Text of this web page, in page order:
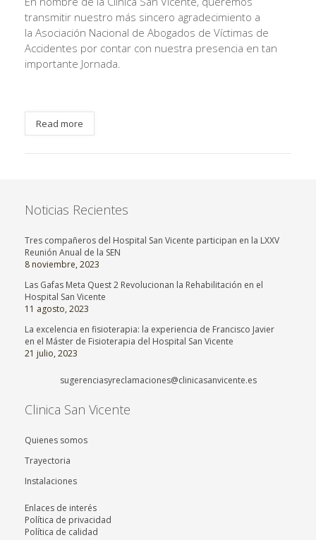
transmitir nuestro más sincero agradecimiento a
la Asociación Nacional de Abogados de Víctimas de
Accidentes por contar con nuestra presencia en tan
importante Jornada.
Read more
Noticias Recientes
Tres compañeros del Hospital San Vicente participan en la LXXV
Reunión Anual de la SEN
8 noviembre, 2023
Las Gafas Meta Quest 2 Revolucionan la Rehabilitación en el
Hospital San Vicente
11 agosto, 2023
La excelencia en fisioterapia: la experiencia de Francisco Javier
en el Máster de Fisioterapia del Hospital San Vicente
21 julio, 2023
sugerenciasyreclamaciones@clinicasanvicente.es
Clinica San Vicente
Quienes somos
Trayectoria
Instalaciones
Enlaces de interés
Política de privacidad
Política de calidad